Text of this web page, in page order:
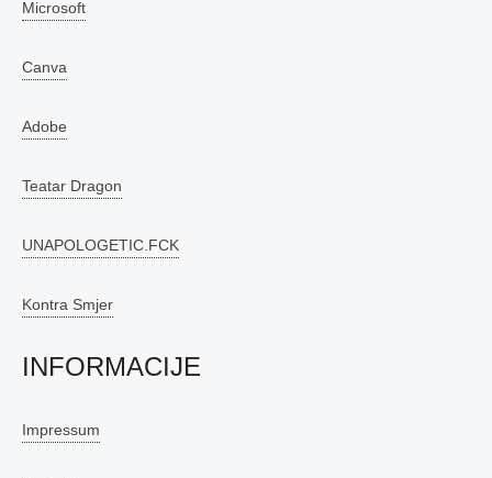
Microsoft
Canva
Adobe
Teatar Dragon
UNAPOLOGETIC.FCK
Kontra Smjer
INFORMACIJE
Impressum